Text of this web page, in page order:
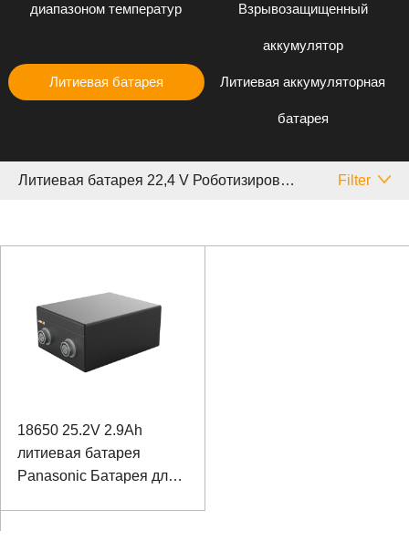
диапазоном температур Взрывозащищенный
аккумулятор
Литиевая батарея Литиевая аккумуляторная
батарея
Литиевая батарея 22,4 V Роботизированный Filter
18650 25.2V 2.9Ah
литиевая батарея
Panasonic Батарея для